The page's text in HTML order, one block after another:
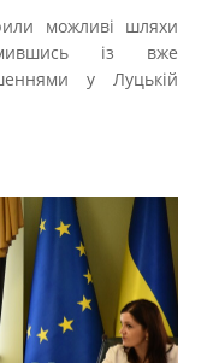
можливі шляхи
із вже
у Луцькій